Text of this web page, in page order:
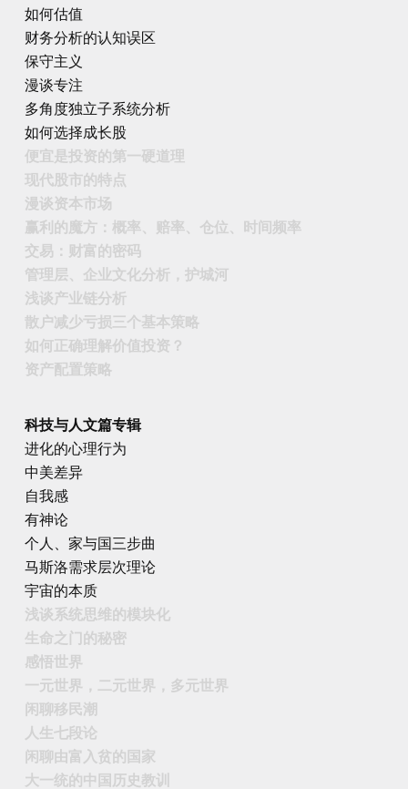
如何估值
财务分析的认知误区
保守主义
漫谈专注
多角度独立子系统分析
如何选择成长股
便宜是投资的第一硬道理
现代股市的特点
漫谈资本市场
赢利的魔方：概率、赔率、仓位、时间频率
交易：财富的密码
管理层、企业文化分析，护城河
浅谈产业链分析
散户减少亏损三个基本策略
如何正确理解价值投资？
资产配置策略
科技与人文篇专辑
进化的心理行为
中美差异
自我感
有神论
个人、家与国三步曲
马斯洛需求层次理论
宇宙的本质
浅谈系统思维的模块化
生命之门的秘密
感悟世界
一元世界，二元世界，多元世界
闲聊移民潮
人生七段论
闲聊由富入贫的国家
大一统的中国历史教训